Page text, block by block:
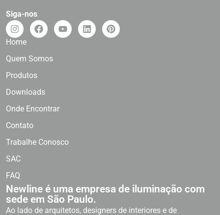
Siga-nos
Home
Quem Somos
Produtos
Downloads
Onde Encontrar
Contato
Trabalhe Conosco
SAC
FAQ
Newline é uma empresa de iluminação com
sede em São Paulo.
Ao lado de arquitetos, designers de interiores e de